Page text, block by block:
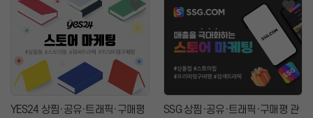
YES24 상찜·공유·트래픽·구매평
SSG 상찜·공유·트래픽·구매평 관